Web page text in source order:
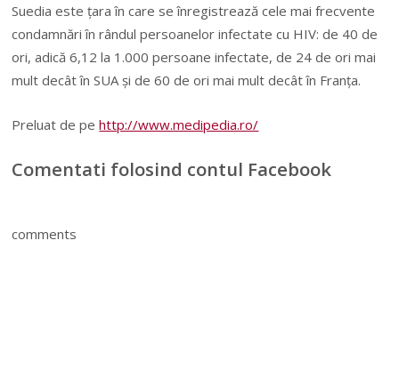
Suedia este ţara în care se înregistrează cele mai frecvente
condamnări în rândul persoanelor infectate cu HIV: de 40 de
ori, adică 6,12 la 1.000 persoane infectate, de 24 de ori mai
mult decât în SUA şi de 60 de ori mai mult decât în Franţa.
Preluat de pehttp://www.medipedia.ro/
Comentati folosind contul Facebook
comments